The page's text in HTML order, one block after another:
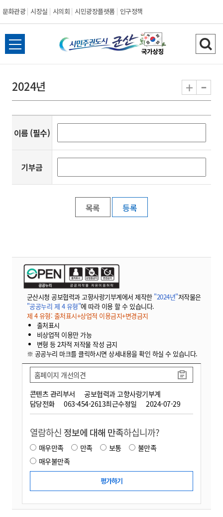
문화관광 시장실 시의회 시민광장플랫폼 인구정책
시
민
권
도
시
군
산
전
체
뉴
열
검
색
기
2024년 + -
이름 (필수)
기부금
목록
군산시청 공보협력과 고향사랑기부계에서 제작한 "2024년"저작물은
"공공누리 제 4 유형"에 따라 이용 할 수 있습니다.
제 4 유형: 출처표시+상업적 이용금지+변경금지
출처표시
비상업적 이용만 가능
변형 등 2차적 저작물 작성 금지
※ 공공누리 마크를 클릭하시면 상세내용을 확인 하실 수 있습니다.
콘텐츠 관리부서
공보협력과 고향사랑기부계
담당전화
063-454-2613최근수정일 2024-07-29
홈페이지 개선의견
열람하신 정보에 대해 만족하십니까?
매우만족 만족 보통
불만족
매우불만족